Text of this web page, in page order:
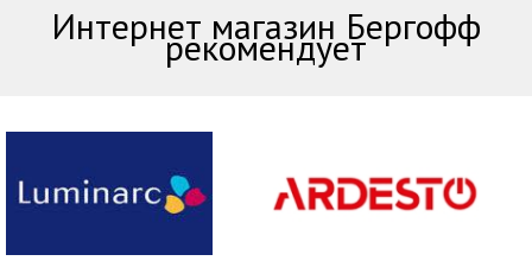
Интернет магазин Бергофф
рекомендует